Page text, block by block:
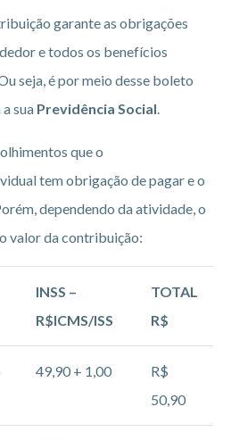
garante as obrigações
e todos os benefícios
seja, é por meio desse boleto
sua Previdência Social.
que o
tem obrigação de pagar e o
dependendo da atividade, o
valor da contribuição:
INSS –
R$ICMS/ISS
TOTAL
R$
49,90 + 1,00
R$
50,90